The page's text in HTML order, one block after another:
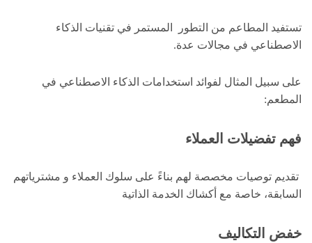
تستفيد المطاعم من التطور المستمر في تقنيات الذكاء
الاصطناعي في مجالات عدة.
على سبيل المثال لفوائد استخدامات الذكاء الاصطناعي في
المطعم:
فهم تفضيلات العملاء
تقديم توصيات مخصصة لهم بناءً على سلوك العملاء و مشترياتهم
السابقة، خاصة مع أكشاك الخدمة الذاتية
خفض التكاليف